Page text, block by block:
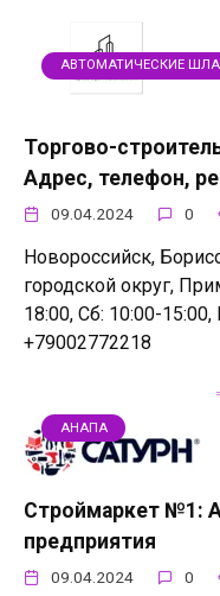
АВТОМАТИЧЕСКИЕ
Торгово-
Адрес, телефон,
09.04.2024 0
Новороссийск,
городской округ,
18:00, Сб: 10:00-
+79002772218
АНАПА
Строймаркет №1:
предприятия
09.04.2024 0